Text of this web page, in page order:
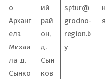
о
Арханг
ела
Михаи
ла, д.
Сынко
ий
рай
он,
д.
Сын
ков
sptur@
grodno-
region.b
y
н
я